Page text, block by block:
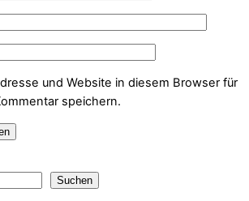
und Website in diesem Browser für
speichern.
Suchen